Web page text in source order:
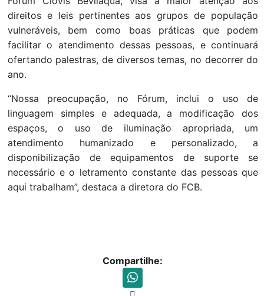
direitos e leis pertinentes aos grupos de população
vulneráveis, bem como boas práticas que podem
facilitar o atendimento dessas pessoas, e continuará
ofertando palestras, de diversos temas, no decorrer do
ano.
“Nossa preocupação, no Fórum, inclui o uso de
linguagem simples e adequada, a modificação dos
espaços, o uso de iluminação apropriada, um
atendimento humanizado e personalizado, a
disponibilização de equipamentos de suporte se
necessário e o letramento constante das pessoas que
aqui trabalham”, destaca a diretora do FCB.
Compartilhe: